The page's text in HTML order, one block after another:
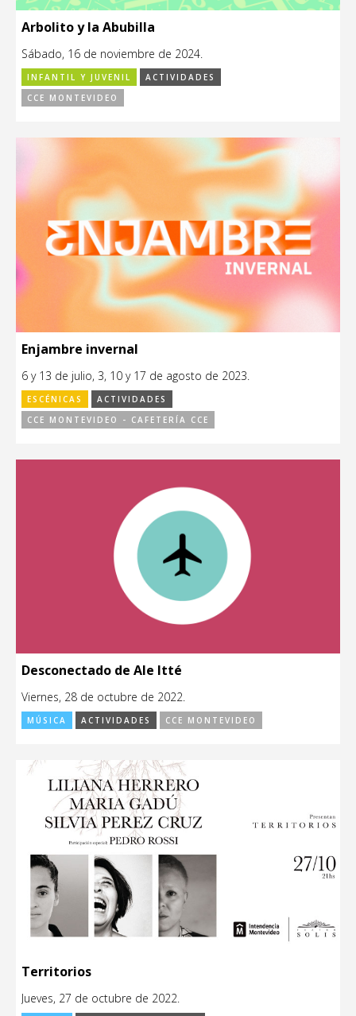
Arbolito y la Abubilla
Sábado, 16 de noviembre de 2024.
INFANTIL Y JUVENIL
ACTIVIDADES
CCE MONTEVIDEO
Enjambre invernal
6 y 13 de julio, 3, 10 y 17 de agosto de 2023.
ESCÉNICAS
ACTIVIDADES
CCE MONTEVIDEO - CAFETERÍA CCE
Desconectado de Ale Itté
Viernes, 28 de octubre de 2022.
MÚSICA ACTIVIDADES CCE MONTEVIDEO
Territorios
Jueves, 27 de octubre de 2022.